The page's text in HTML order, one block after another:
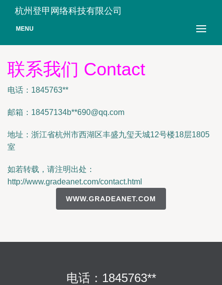
杭州登甲网络科技有限公司
MENU
联系我们 Contact
电话：1845763**
邮箱：18457134b**690@qq.com
地址：浙江省杭州市西湖区丰盛九玺天城12号楼18层1805
室
如若转载，请注明出处：
http://www.gradeanet.com/contact.html
WWW.GRADEANET.COM
电话：1845763**